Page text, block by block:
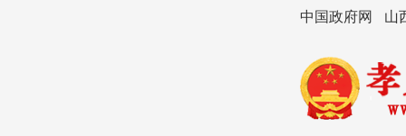
中国政府网 山